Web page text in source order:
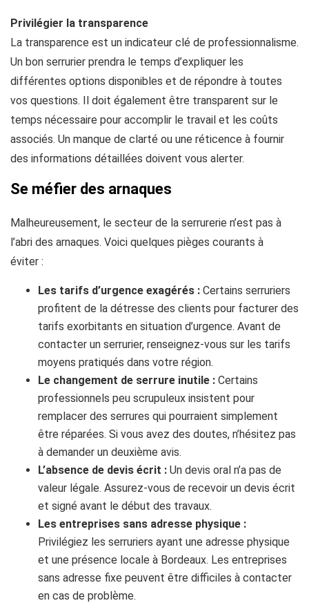
Privilégier la transparence
La transparence est un indicateur clé de professionnalisme.
Un bon serrurier prendra le temps d’expliquer les
différentes options disponibles et de répondre à toutes
vos questions. Il doit également être transparent sur le
temps nécessaire pour accomplir le travail et les coûts
associés. Un manque de clarté ou une réticence à fournir
des informations détaillées doivent vous alerter.
Se méfier des arnaques
Malheureusement, le secteur de la serrurerie n’est pas à
l’abri des arnaques. Voici quelques pièges courants à
éviter :
Les tarifs d’urgence exagérés : Certains serruriers
profitent de la détresse des clients pour facturer des
tarifs exorbitants en situation d’urgence. Avant de
contacter un serrurier, renseignez-vous sur les tarifs
moyens pratiqués dans votre région.
Le changement de serrure inutile : Certains
professionnels peu scrupuleux insistent pour
remplacer des serrures qui pourraient simplement
être réparées. Si vous avez des doutes, n’hésitez pas
à demander un deuxième avis.
L’absence de devis écrit : Un devis oral n’a pas de
valeur légale. Assurez-vous de recevoir un devis écrit
et signé avant le début des travaux.
Les entreprises sans adresse physique :
Privilégiez les serruriers ayant une adresse physique
et une présence locale à Bordeaux. Les entreprises
sans adresse fixe peuvent être difficiles à contacter
en cas de problème.